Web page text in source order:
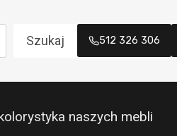
Szukaj 512 326 306
naszych mebli